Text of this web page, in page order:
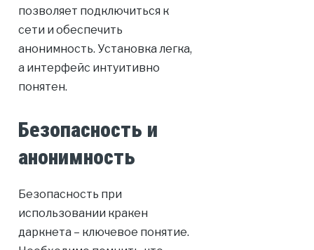
позволяет подключиться к
сети и обеспечить
анонимность. Установка легка,
а интерфейс интуитивно
понятен.
Безопасность и
анонимность
Безопасность при
использовании кракен
даркнета – ключевое понятие.